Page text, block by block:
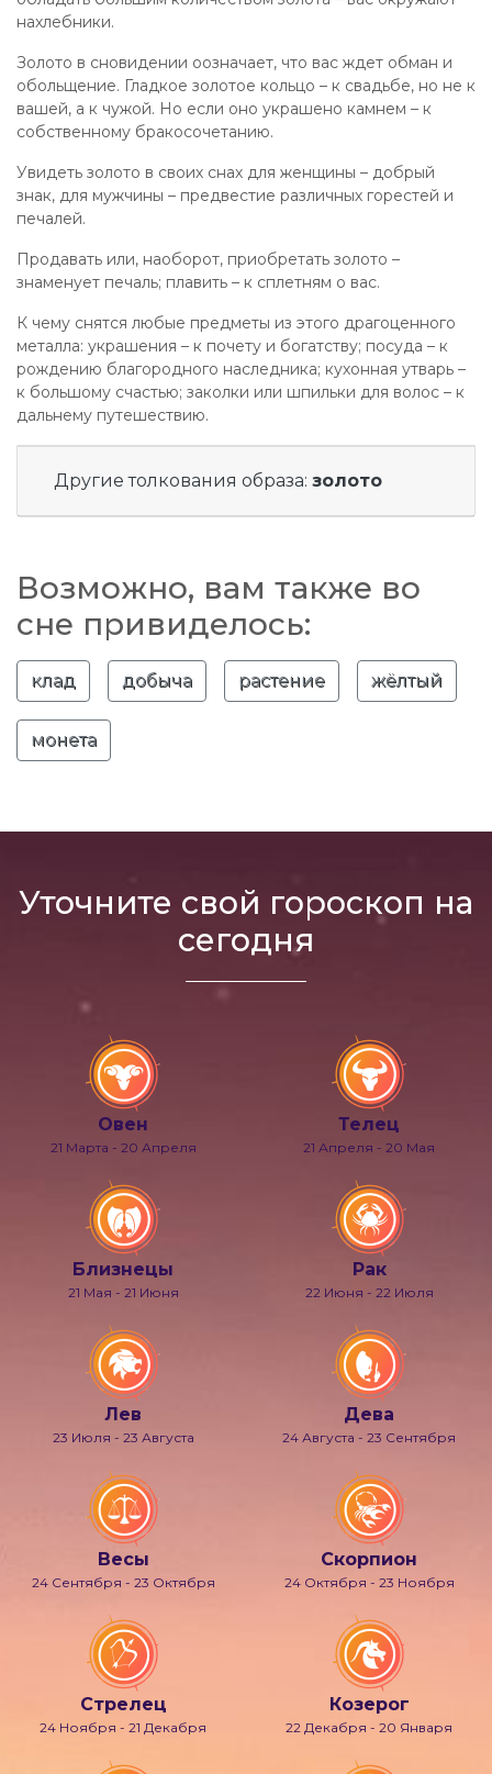
нахлебники.
Золото в сновидении оозначает, что вас ждет обман и
обольщение. Гладкое золотое кольцо – к свадьбе, но не к
вашей, а к чужой. Но если оно украшено камнем – к
собственному бракосочетанию.
Увидеть золото в своих снах для женщины – добрый
знак, для мужчины – предвестие различных горестей и
печалей.
Продавать или, наоборот, приобретать золото –
знаменует печаль; плавить – к сплетням о вас.
К чему снятся любые предметы из этого драгоценного
металла: украшения – к почету и богатству; посуда – к
рождению благородного наследника; кухонная утварь –
к большому счастью; заколки или шпильки для волос – к
дальнему путешествию.
Другие толкования образа: золото
Возможно, вам также во
сне привиделось:
клад добыча растение жёлтый
монета
Уточните свой гороскоп на
сегодня
Овен
21 Марта - 20 Апреля
Телец
21 Апреля - 20 Мая
Близнецы
21 Мая - 21 Июня
Рак
22 Июня - 22 Июля
Лев
23 Июля - 23 Августа
Дева
24 Августа - 23 Сентября
Весы
24 Сентября - 23 Октября
Скорпион
24 Октября - 23 Ноября
Стрелец
24 Ноября - 21 Декабря
Козерог
22 Декабря - 20 Января